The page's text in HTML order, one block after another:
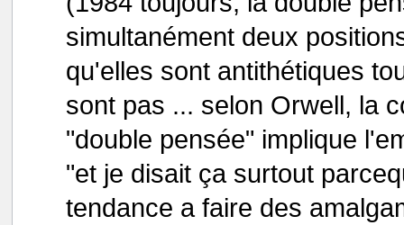
simultanément deux
qu'elles sont antithétiques
sont pas ... selon Orwell, la
"double pensée" implique
"et je disait ça surtout
tendance a faire des